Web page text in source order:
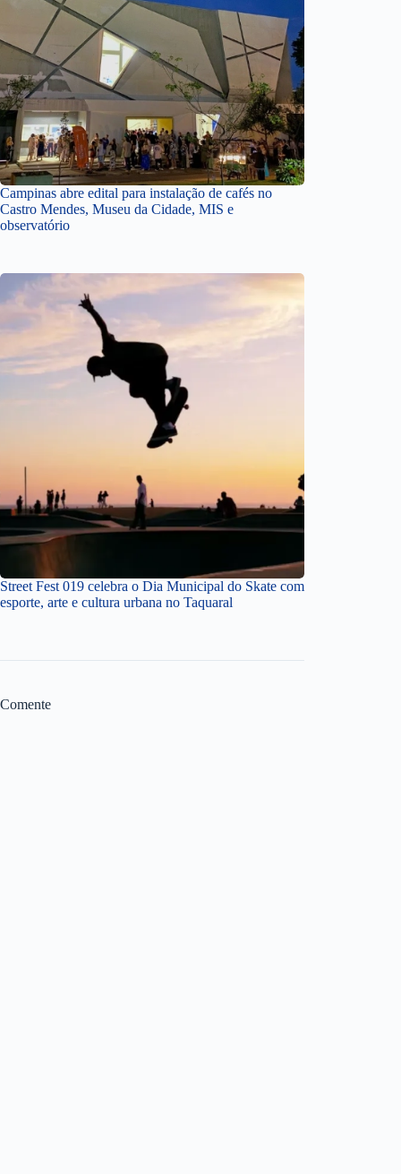
Campinas abre edital para instalação de cafés no
Castro Mendes, Museu da Cidade, MIS e
observatório
Street Fest 019 celebra o Dia Municipal do Skate com
esporte, arte e cultura urbana no Taquaral
Comente